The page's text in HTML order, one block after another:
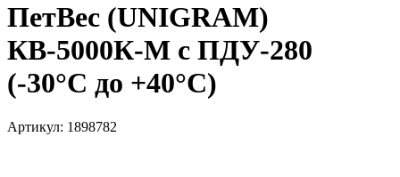
ПетВес (UNIGRAM)
КВ-5000К-М с ПДУ-280
(-30°C до +40°C)
Артикул: 1898782